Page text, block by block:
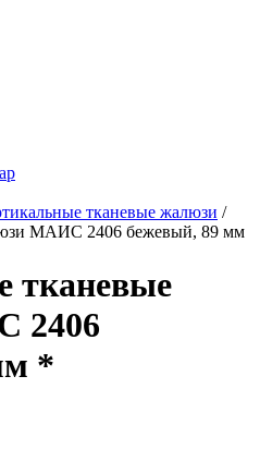
тканевые жалюзи /
МАИС 2406 бежевый, 89 мм
тканевые
2406
*